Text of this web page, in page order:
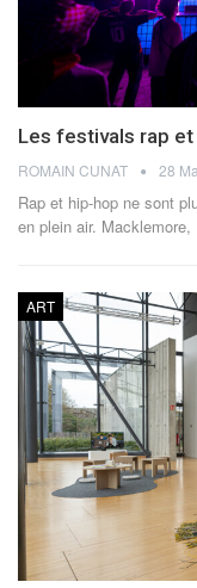
Les festivals rap et
ROMAIN CUNAT 28
Rap et hip-hop ne sont
en plein air. Macklemore,
ART